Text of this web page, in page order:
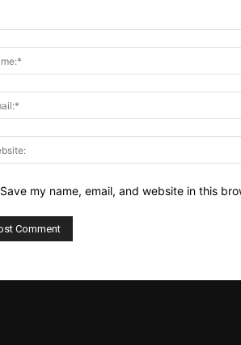
Save my name, email, and website in this